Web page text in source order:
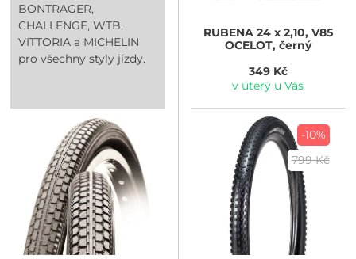
BONTRAGER,
CHALLENGE, WTB,
VITTORIA a MICHELIN
pro všechny styly jízdy.
RUBENA24 x 2,10, V85
OCELOT, černý
349 Kč
v úterý u Vás
-10%
799 Kč